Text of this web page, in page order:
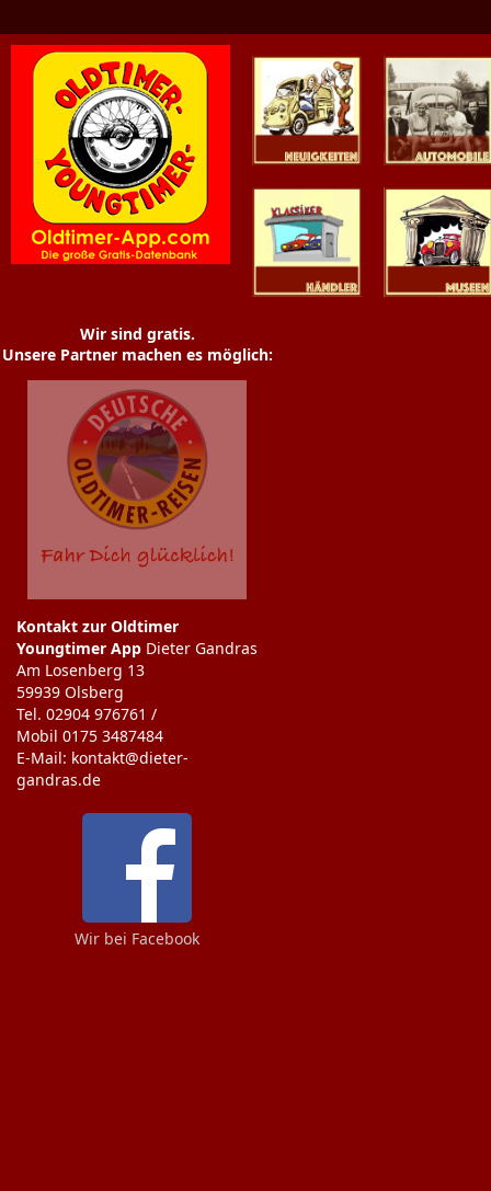
Youngtimer
Wir sind gratis.
Unsere Partner machen es möglich:
Kontakt zur Oldtimer
Youngtimer App Dieter Gandras
Am Losenberg 13
59939 Olsberg
Tel. 02904 976761 /
Mobil 0175 3487484
E-Mail: kontakt@dieter-
gandras.de
Wir bei Facebook